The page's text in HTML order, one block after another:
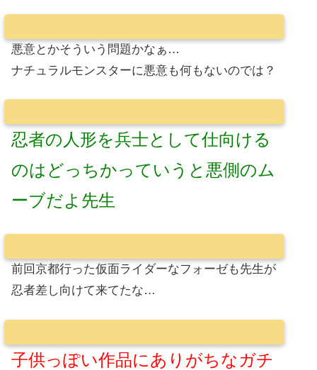
悪意とかそういう問題かなぁ…
ナチュラルモンスターに悪意も何もないのでは？
忍者の人形を兵士として仕向ける
のはどっちかっていうと悪側のム
ーブだよ先生
前回京都行った仮面ライダーなフォーゼも先生が
忍者差し向けて来てたな…
子供っぽい作品にありがちなガチ